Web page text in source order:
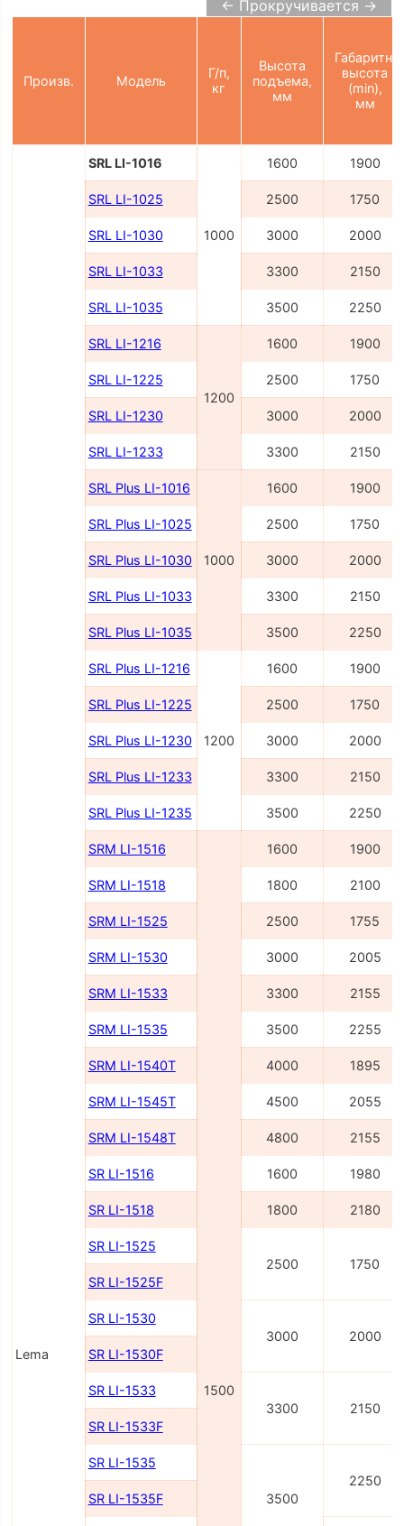
← Прокручивается →
Произв. Модель
Г/п,
кг
Высота
подъема,
мм
Габаритн.
высота
(min),
мм
Lema
SRL LI-1016
1000
1600 1900
SRL LI-1025 2500 1750
SRL LI-1030 3000 2000
SRL LI-1033 3300 2150
SRL LI-1035 3500 2250
SRL LI-1216
1200
1600 1900
SRL LI-1225 2500 1750
SRL LI-1230 3000 2000
SRL LI-1233 3300 2150
SRL Plus LI-1016
1000
1600 1900
SRL Plus LI-1025 2500 1750
SRL Plus LI-1030 3000 2000
SRL Plus LI-1033 3300 2150
SRL Plus LI-1035 3500 2250
SRL Plus LI-1216
1200
1600 1900
SRL Plus LI-1225 2500 1750
SRL Plus LI-1230 3000 2000
SRL Plus LI-1233 3300 2150
SRL Plus LI-1235 3500 2250
SRM LI-1516
1500
1600 1900
SRM LI-1518 1800 2100
SRM LI-1525 2500 1755
SRM LI-1530 3000 2005
SRM LI-1533 3300 2155
SRM LI-1535 3500 2255
SRM LI-1540Т 4000 1895
SRM LI-1545Т 4500 2055
SRM LI-1548Т 4800 2155
SR LI-1516 1600 1980
SR LI-1518 1800 2180
SR LI-1525
2500
1750
SR LI-1525F
SR LI-1530
3000
2000
SR LI-1530F
SR LI-1533
3300
2150
SR LI-1533F
SR LI-1535
3500
2250
SR LI-1535F